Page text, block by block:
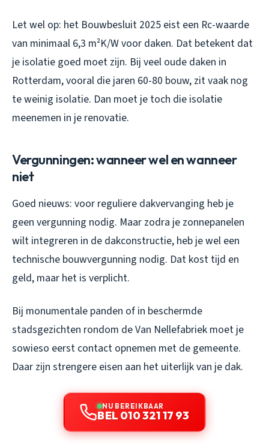
Let wel op: het Bouwbesluit 2025 eist een Rc-waarde
van minimaal 6,3 m²K/W voor daken. Dat betekent dat
je isolatie goed moet zijn. Bij veel oude daken in
Rotterdam, vooral die jaren 60-80 bouw, zit vaak nog
te weinig isolatie. Dan moet je toch die isolatie
meenemen in je renovatie.
Vergunningen: wanneer wel en wanneer
niet
Goed nieuws: voor reguliere dakvervanging heb je
geen vergunning nodig. Maar zodra je zonnepanelen
wilt integreren in de dakconstructie, heb je wel een
technische bouwvergunning nodig. Dat kost tijd en
geld, maar het is verplicht.
Bij monumentale panden of in beschermde
stadsgezichten rondom de Van Nellefabriek moet je
sowieso eerst contact opnemen met de gemeente.
Daar zijn strengere eisen aan het uiterlijk van je dak.
NU BEREIKBAAR
BEL 010 321 17 93